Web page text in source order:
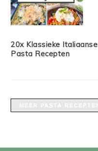
20x Klassieke Italiaanse
Pasta Recepten